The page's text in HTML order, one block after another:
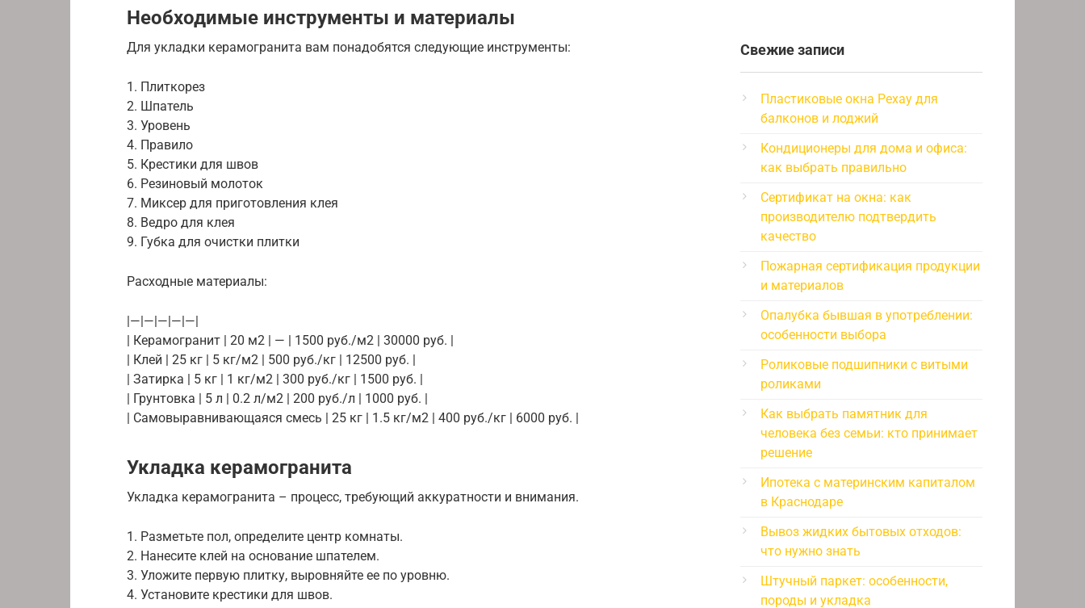
Необходимые инструменты и материалы
Для укладки керамогранита вам понадобятся следующие инструменты:
1. Плиткорез
2. Шпатель
3. Уровень
4. Правило
5. Крестики для швов
6. Резиновый молоток
7. Миксер для приготовления клея
8. Ведро для клея
9. Губка для очистки плитки
Расходные материалы:
|—|—|—|—|—|
| Керамогранит | 20 м2 | — | 1500 руб./м2 | 30000 руб. |
| Клей | 25 кг | 5 кг/м2 | 500 руб./кг | 12500 руб. |
| Затирка | 5 кг | 1 кг/м2 | 300 руб./кг | 1500 руб. |
| Грунтовка | 5 л | 0.2 л/м2 | 200 руб./л | 1000 руб. |
| Самовыравнивающаяся смесь | 25 кг | 1.5 кг/м2 | 400 руб./кг | 6000 руб. |
Укладка керамогранита
Укладка керамогранита – процесс, требующий аккуратности и внимания.
1. Разметьте пол, определите центр комнаты.
2. Нанесите клей на основание шпателем.
3. Уложите первую плитку, выровняйте ее по уровню.
4. Установите крестики для швов.
Свежие записи
Пластиковые окна Рехау для
балконов и лоджий
Кондиционеры для дома и офиса:
как выбрать правильно
Сертификат на окна: как
производителю подтвердить
качество
Пожарная сертификация продукции
и материалов
Опалубка бывшая в употреблении:
особенности выбора
Роликовые подшипники с витыми
роликами
Как выбрать памятник для
человека без семьи: кто принимает
решение
Ипотека с материнским капиталом
в Краснодаре
Вывоз жидких бытовых отходов:
что нужно знать
Штучный паркет: особенности,
породы и укладка